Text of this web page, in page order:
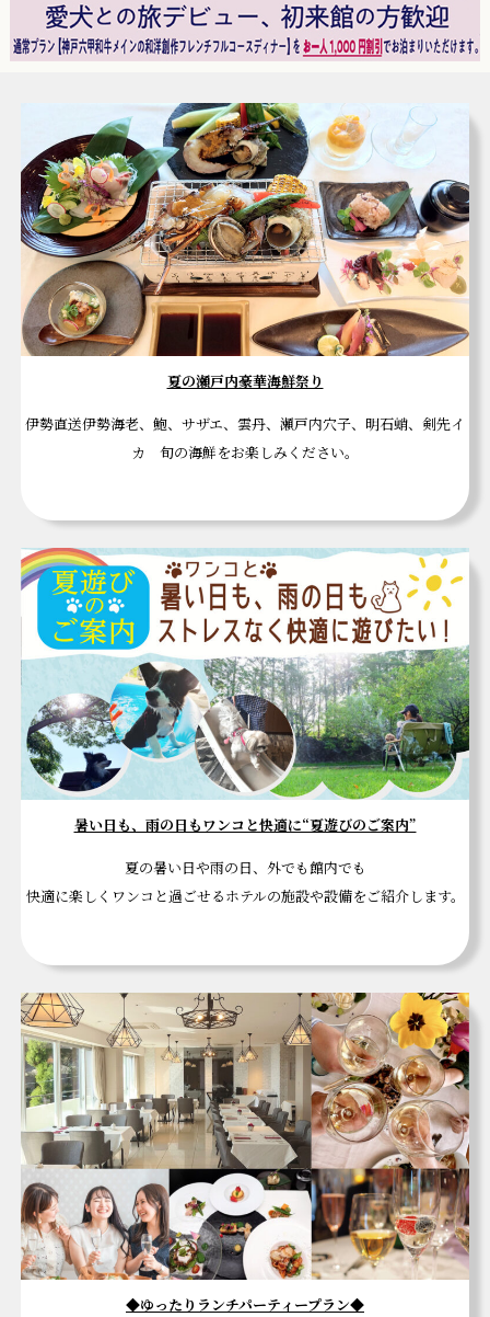
夏の瀬戸内豪華海鮮祭り
伊勢直送伊勢海老、鮑、サザエ、雲丹、瀬戸内穴子、明石蛸、剣先イ
カ 旬の海鮮をお楽しみください。
暑い日も、雨の日もワンコと快適に“夏遊びのご案内”
夏の暑い日や雨の日、外でも館内でも
快適に楽しくワンコと過ごせるホテルの施設や設備をご紹介します。
◆ゆったりランチパーティープラン◆